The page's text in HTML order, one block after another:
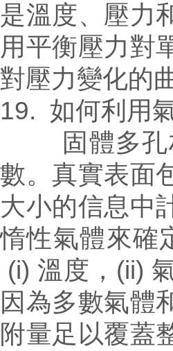
是溫度、壓力
用平衡壓力對
對壓力變化的
19. 如何利用
固體多孔材
數。真實表面
大小的信息中
惰性氣體來確
(i) 溫度，
因為多數氣體
附量足以覆蓋